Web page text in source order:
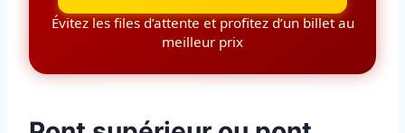
Évitez les files d’attente et profitez d’un billet au
meilleur prix